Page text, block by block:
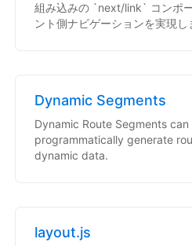
組み込みの `next/link` コンポ
ント側ナビゲーションを実現し
Dynamic Segments
Dynamic Route Segments
programmatically generate
dynamic data.
layout.js